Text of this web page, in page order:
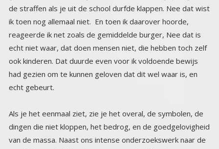
echt gebeurt.
Als je het eenmaal ziet, zie je het overal, de symbolen, de
dingen die niet kloppen, het bedrog, en de goedgelovigheid
van de massa. Naast ons intense onderzoekswerk naar de
wereldse werkelijkheid, waren we zelf ook heel intens
bezig ons bewustzijn te verhogen. We mediteerden
frequent, ik richtte met twee anderen een meditatiegroep
op, die iedere zondag samen kwam. We deden allerlei
dingen die eraan bijdroegen dat we ons innerlijk weten
konden openen. We deelden ook veel met elkaar en hadden
boeiende inspirerende gesprekken. Mijn lieve vriendin was
mijn baken in nood in deze tijd. We hielpen elkaar door de
momenten van twijfel en wanhoop heen. Maar we bleven